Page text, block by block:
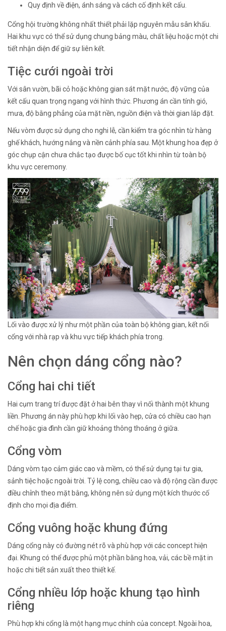
Quy định về điện, ánh sáng và cách cố định kết cấu.
Cổng hội trường không nhất thiết phải lặp nguyên mẫu sân khấu.
Hai khu vực có thể sử dụng chung bảng màu, chất liệu hoặc một chi
tiết nhận diện để giữ sự liên kết.
Tiệc cưới ngoài trời
Với sân vườn, bãi cỏ hoặc không gian sát mặt nước, độ vững của
kết cấu quan trọng ngang với hình thức. Phương án cần tính gió,
mưa, độ bằng phẳng của mặt nền, nguồn điện và thời gian lắp đặt.
Nếu vòm được sử dụng cho nghi lễ, cần kiểm tra góc nhìn từ hàng
ghế khách, hướng nắng và nền cảnh phía sau. Một khung hoa đẹp ở
góc chụp cận chưa chắc tạo được bố cục tốt khi nhìn từ toàn bộ
khu vực ceremony.
Lối vào được xử lý như một phần của toàn bộ không gian, kết nối
cổng với nhà rạp và khu vực tiếp khách phía trong.
Nên chọn dáng cổng nào?
Cổng hai chi tiết
Hai cụm trang trí được đặt ở hai bên thay vì nối thành một khung
liền. Phương án này phù hợp khi lối vào hẹp, cửa có chiều cao hạn
chế hoặc gia đình cần giữ khoảng thông thoáng ở giữa.
Cổng vòm
Dáng vòm tạo cảm giác cao và mềm, có thể sử dụng tại tư gia,
sảnh tiệc hoặc ngoài trời. Tỷ lệ cong, chiều cao và độ rộng cần được
điều chỉnh theo mặt bằng, không nên sử dụng một kích thước cố
định cho mọi địa điểm.
Cổng vuông hoặc khung đứng
Dáng cổng này có đường nét rõ và phù hợp với các concept hiện
đại. Khung có thể được phủ một phần bằng hoa, vải, các bề mặt in
hoặc chi tiết sản xuất theo thiết kế.
Cổng nhiều lớp hoặc khung tạo hình
riêng
Phù hợp khi cổng là một hạng mục chính của concept. Ngoài hoa,